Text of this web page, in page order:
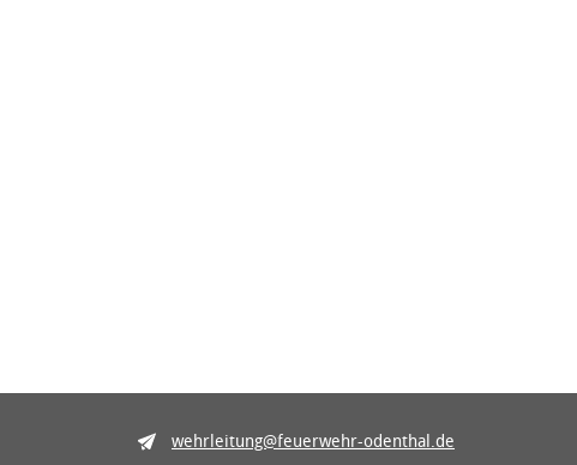
wehrleitung@feuerwehr-odenthal.de